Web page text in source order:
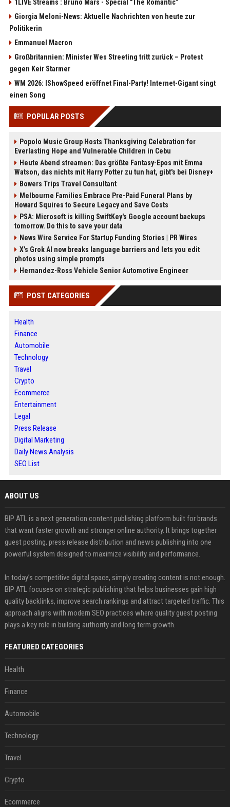
1LIVE Streams : Bruno Mars - Special "The Romantic”
Giorgia Meloni-News: Aktuelle Nachrichten von heute zur
Politikerin
Emmanuel Macron
Großbritannien: Minister Wes Streeting tritt zurück – Protest
gegen Keir Starmer
WM 2026: IShowSpeed eröffnet Final-Party! Internet-Gigant singt
einen Song
POPULAR POSTS
Popolo Music Group Hosts Thanksgiving Celebration for
Everlasting Hope and Vulnerable Children in Cebu
Heute Abend streamen: Das größte Fantasy-Epos mit Emma
Watson, das nichts mit Harry Potter zu tun hat, gibt's bei Disney+
Bowers Trips Travel Consultant
Melbourne Families Embrace Pre-Paid Funeral Plans by
Howard Squires to Secure Legacy and Save Costs
PSA: Microsoft is killing SwiftKey's Google account backups
tomorrow. Do this to save your data
News Wire Service For Startup Funding Stories | PR Wires
X’s Grok AI now breaks language barriers and lets you edit
photos using simple prompts
Hernandez-Ross Vehicle Senior Automotive Engineer
POST CATEGORIES
Health
Finance
Automobile
Technology
Travel
Crypto
Ecommerce
Entertainment
Legal
Press Release
Digital Marketing
Daily News Analysis
SEO List
ABOUT US
BIP ATL is a next generation content publishing platform built for brands
that want faster growth and stronger online authority. It brings together
guest posting, press release distribution and news publishing into one
powerful system designed to maximize visibility and performance.
In today’s competitive digital space, simply creating content is not enough.
BIP ATL focuses on strategic publishing that helps businesses gain high
quality backlinks, improve search rankings and attract targeted traffic. This
approach aligns with modern SEO practices where quality guest posting
plays a key role in building authority and long term growth.
FEATURED CATEGORIES
Health
Finance
Automobile
Technology
Travel
Crypto
Ecommerce